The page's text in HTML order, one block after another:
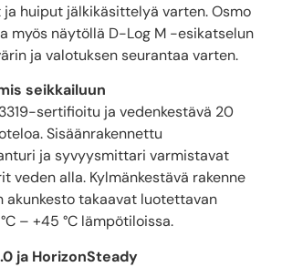
huiput jälkikäsittelyä varten. Osmo
myös näytöllä D-Log M -esikatselun
ja valotuksen seurantaa varten.
seikkailuun
sertifioitu ja vedenkestävä 20
Sisäänrakennettu
ja syvyysmittari varmistavat
veden alla. Kylmänkestävä rakenne
akunkesto takaavat luotettavan
– +45 °C lämpötiloissa.
ja HorizonSteady